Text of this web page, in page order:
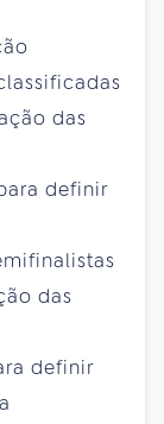
das
definir
das
definir